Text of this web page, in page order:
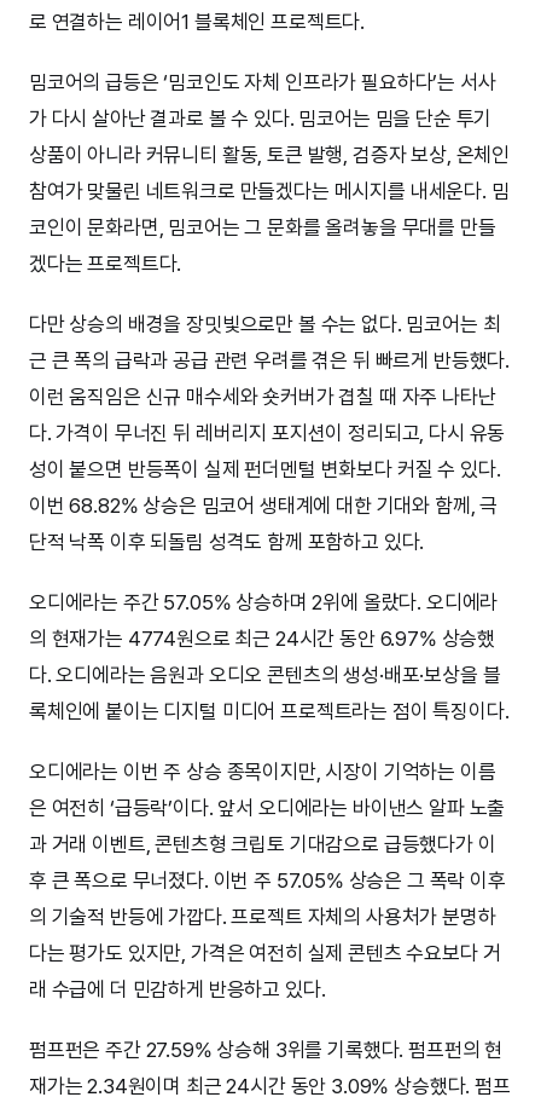
로 연결하는 레이어1 블록체인 프로젝트다.
밈코어의 급등은 ‘밈코인도 자체 인프라가 필요하다’는 서사
가 다시 살아난 결과로 볼 수 있다. 밈코어는 밈을 단순 투기
상품이 아니라 커뮤니티 활동, 토큰 발행, 검증자 보상, 온체인
참여가 맞물린 네트워크로 만들겠다는 메시지를 내세운다. 밈
코인이 문화라면, 밈코어는 그 문화를 올려놓을 무대를 만들
겠다는 프로젝트다.
다만 상승의 배경을 장밋빛으로만 볼 수는 없다. 밈코어는 최
근 큰 폭의 급락과 공급 관련 우려를 겪은 뒤 빠르게 반등했다.
이런 움직임은 신규 매수세와 숏커버가 겹칠 때 자주 나타난
다. 가격이 무너진 뒤 레버리지 포지션이 정리되고, 다시 유동
성이 붙으면 반등폭이 실제 펀더멘털 변화보다 커질 수 있다.
이번 68.82% 상승은 밈코어 생태계에 대한 기대와 함께, 극
단적 낙폭 이후 되돌림 성격도 함께 포함하고 있다.
오디에라는 주간 57.05% 상승하며 2위에 올랐다. 오디에라
의 현재가는 4774원으로 최근 24시간 동안 6.97% 상승했
다. 오디에라는 음원과 오디오 콘텐츠의 생성·배포·보상을 블
록체인에 붙이는 디지털 미디어 프로젝트라는 점이 특징이다.
오디에라는 이번 주 상승 종목이지만, 시장이 기억하는 이름
은 여전히 ‘급등락’이다. 앞서 오디에라는 바이낸스 알파 노출
과 거래 이벤트, 콘텐츠형 크립토 기대감으로 급등했다가 이
후 큰 폭으로 무너졌다. 이번 주 57.05% 상승은 그 폭락 이후
의 기술적 반등에 가깝다. 프로젝트 자체의 사용처가 분명하
다는 평가도 있지만, 가격은 여전히 실제 콘텐츠 수요보다 거
래 수급에 더 민감하게 반응하고 있다.
펌프펀은 주간 27.59% 상승해 3위를 기록했다. 펌프펀의 현
재가는 2.34원이며 최근 24시간 동안 3.09% 상승했다. 펌프